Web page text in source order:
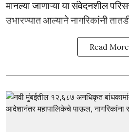
मानल्या जाणाऱ्या या संवेदनशील
उभारण्यात आल्याने नागरिकांनी
Read More